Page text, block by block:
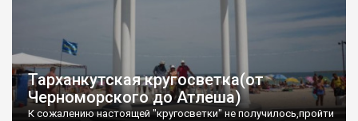
Тарханкутская кругосветка(от
Черноморского до Атлеша)
К сожалению настоящей "кругосветки" не получилось,пройти